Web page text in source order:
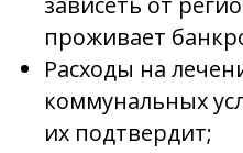
проживает
Расходы на
коммунальных
их подтвердит;